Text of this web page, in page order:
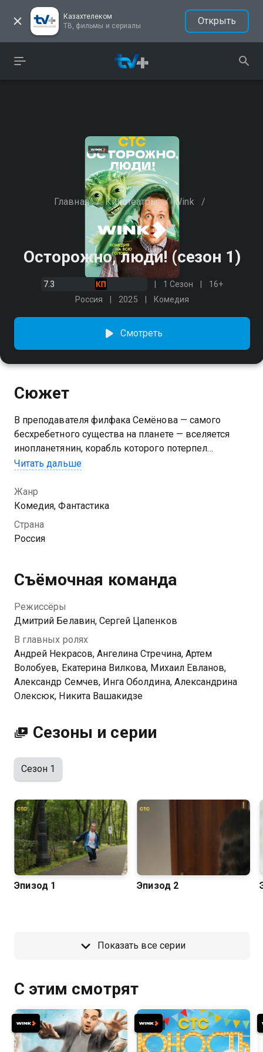
Казахтелеком
ТВ, фильмы и сериалы
Открыть
Главная / Кинотеатры / Wink /
Осторожно, люди! (сезон 1)
7.3 1 Сезон
16+
Россия
2025 Комедия
Смотреть
Сюжет
В преподавателя филфака Семёнова — самого
бесхребетного существа на планете — вселяется
инопланетянин, корабль которого потерпел
крушение. К своему ужасу, пришелец узнаёт, что
учёными их более развитой цивилизации как
лекарство от всех болезней. Он хочет предупредить
«соплеменников», чтобы вместе они очистили
Землю от «людей-вредителей». Но для этого нужно
бывшая жена Катя, декан, комендант-уфолог и
сильная страсть к коллеге Анне Михайловне.
Посмотреть онлайн 1 сезон сериала Осторожно,
хорошем HD качестве на Казахтелеком
Читать дальше
Жанр
Комедия, Фантастика
Страна
Россия
Съёмочная команда
Режиссёры
Дмитрий Белавин, Сергей Цапенков
В главных ролях
Андрей Некрасов, Ангелина Стречина, Артем
Волобуев, Екатерина Вилкова, Михаил Евланов,
Александр Семчев, Инга Оболдина, Александрина
Олексюк, Никита Вашакидзе
Сезоны и серии
Сезон 1
Эпизод 1 Эпизод 2
Показать все серии
С этим смотрят